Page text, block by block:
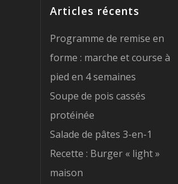
Articles récents
Programme de remise en
forme : marche et course à
pied en 4 semaines
Soupe de pois cassés
protéinée
Salade de pâtes 3-en-1
Recette : Burger « light »
maison